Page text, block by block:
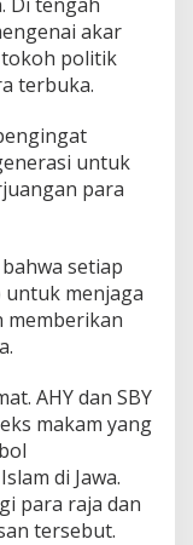
akar
tokoh politik
terbuka.
untuk
para
setiap
menjaga
memberikan
AHY dan SBY
makam yang
di Jawa.
para raja dan
tersebut.